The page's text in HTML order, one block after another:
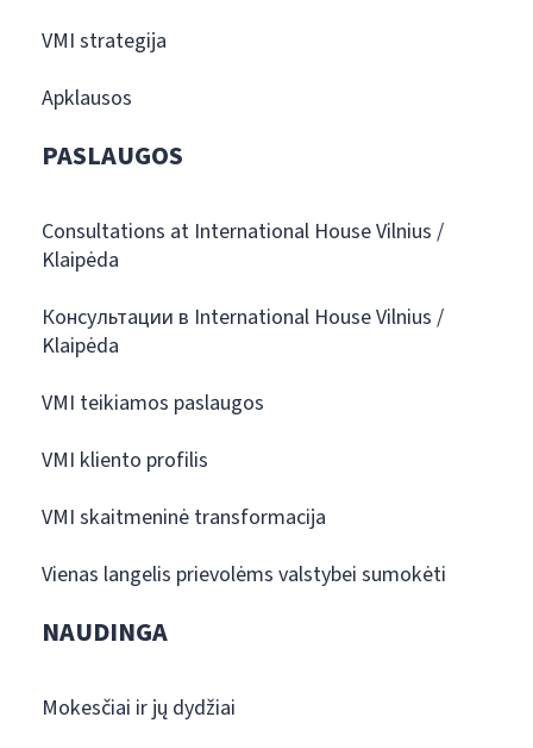
VMI strategija
Apklausos
PASLAUGOS
Consultations at International House Vilnius /
Klaipėda
Консультации в International House Vilnius /
Klaipėda
VMI teikiamos paslaugos
VMI kliento profilis
VMI skaitmeninė transformacija
Vienas langelis prievolėms valstybei sumokėti
NAUDINGA
Mokesčiai ir jų dydžiai